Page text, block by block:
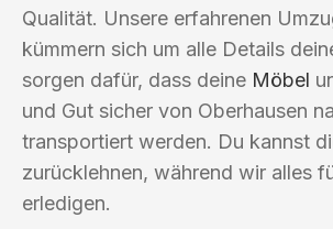
Qualität. Unsere erfahrenen
kümmern sich um alle Details
sorgen dafür, dass deine Möbel
und Gut sicher von Oberhausen
transportiert werden. Du kannst
zurücklehnen, während wir alles
erledigen.